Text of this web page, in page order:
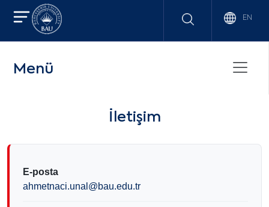
EN
Menü
İletişim
E-posta
ahmetnaci.unal@bau.edu.tr